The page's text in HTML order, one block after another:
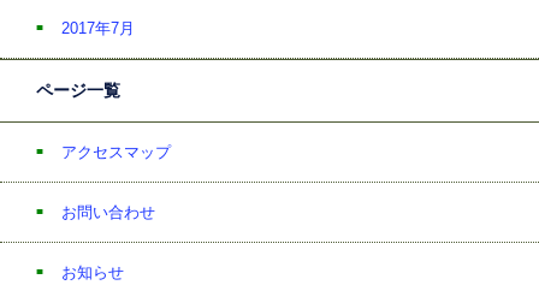
2017年7月
ページ一覧
アクセスマップ
お問い合わせ
お知らせ